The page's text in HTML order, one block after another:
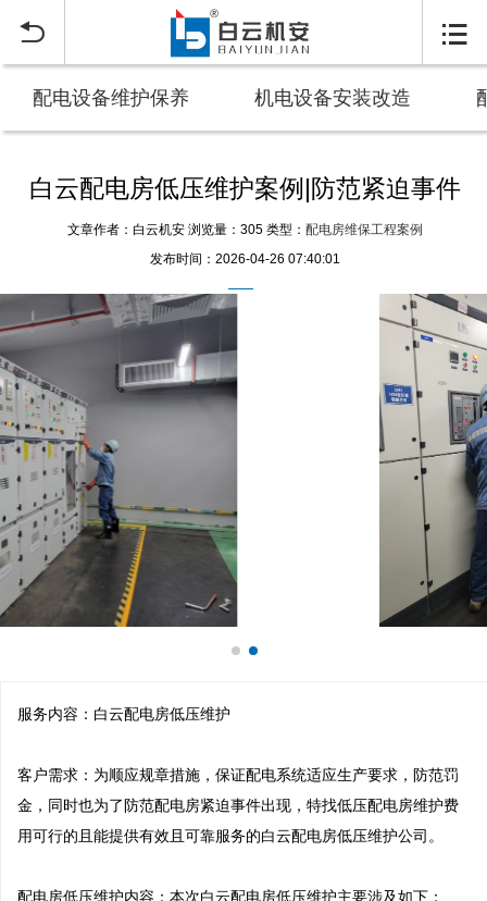
 
配电设备维护保养 机电设备安装改造
白云配电房低压维护案例|防范紧迫事件
文章作者：白云机安 浏览量：305 类型： 配电房维保工程案例
发布时间：2026-04-26 07:40:01
服务内容：白云配电房低压维护
客户需求：为顺应规章措施，保证配电系统适应生产要求，防范罚
金，同时也为了防范配电房紧迫事件出现，特找低压配电房维护费
用可行的且能提供有效且可靠服务的白云配电房低压维护公司。
配电房低压维护内容：本次白云配电房低压维护主要涉及如下：